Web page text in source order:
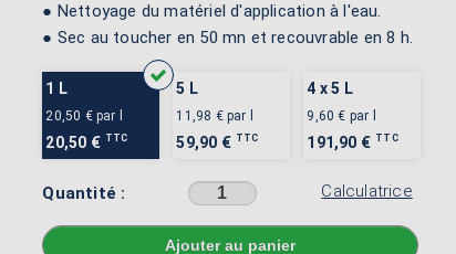
● Nettoyage du matériel d'application à l'eau.
● Sec au toucher en 50 mn et recouvrable en 8 h.
1 L
20,50 €par l
20,50 € TTC
5 L
11,98 €par l
59,90 € TTC
4 x 5 L
9,60 € par l
191,90 € TTC
Quantité : Calculatrice
Sélectionner une couleur avant d'ajouter au panier